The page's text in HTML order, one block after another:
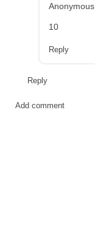
Anonymous
10
Reply
Reply
Add comment